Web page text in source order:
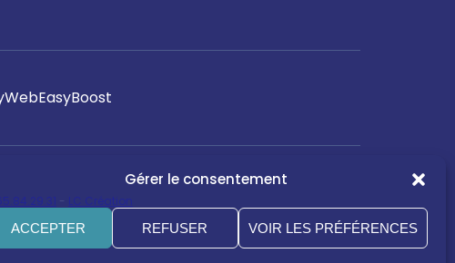
Gérer le consentement
ACCEPTER REFUSER VOIR LES PRÉFÉRENCES
EasyBoost
- LC Création